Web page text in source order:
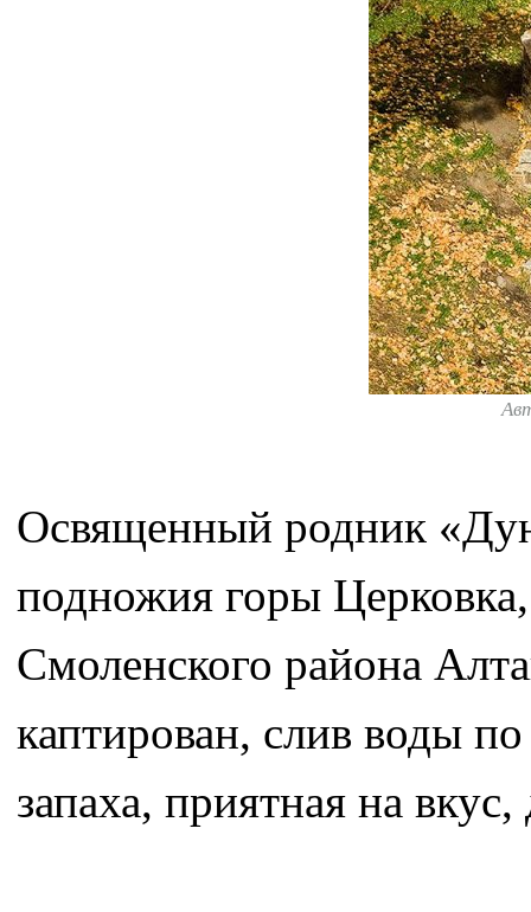
Освященный родник
подножия горы
Смоленского района
каптирован, слив воды
запаха, приятная на